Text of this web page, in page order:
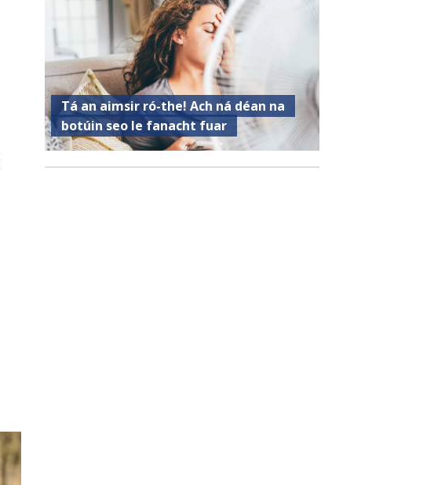
Tá an aimsir ró-the! Ach ná déan na
botúin seo le fanacht fuar